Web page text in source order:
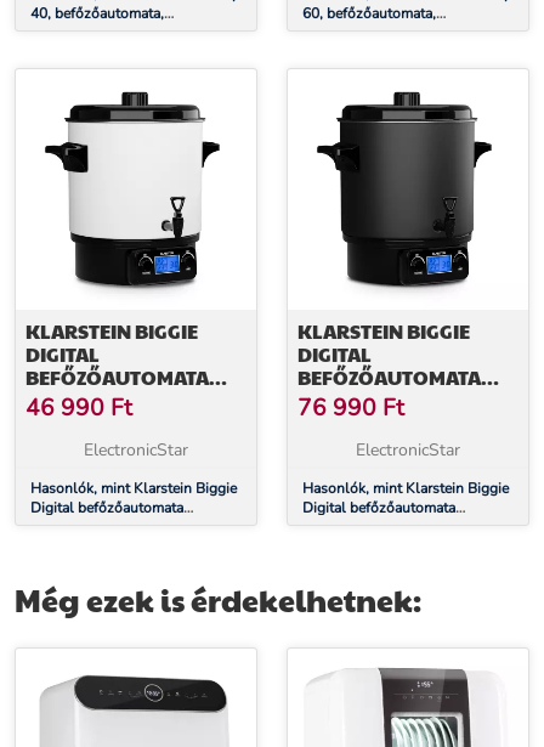
40, befőzőautomata,
italadagoló, 40 l, 100 °C, 180
60, befőzőautomata,
italadagoló, 60 l, 100 °C, 180
KLARSTEIN BIGGIE
DIGITAL
BEFŐZŐAUTOMATA
ITALADAGOLÓ
ELEKTROMOS 27L 1800
W ROZSDAMENTES
46 990 Ft
ElectronicStar
Hasonlók, mint Klarstein Biggie
Digital befőzőautomata
italadagoló elektromos 27L
KLARSTEIN BIGGIE
DIGITAL
BEFŐZŐAUTOMATA
ITALADAGOLÓ
ELEKTROMOS 27L 2000
W ROZSDAMENTES
76 990 Ft
ElectronicStar
Hasonlók, mint Klarstein Biggie
Digital befőzőautomata
italadagoló elektromos 27L
Még ezek is érdekelhetnek: